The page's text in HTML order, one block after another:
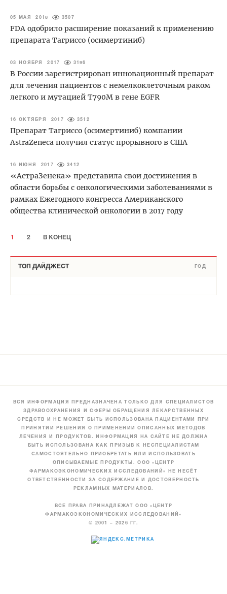
05 МАЯ 2018 3507
FDA одобрило расширение показаний к применению
препарата Тагриссо (осимертиниб)
03 НОЯБРЯ 2017 3196
В России зарегистрирован инновационный препарат
для лечения пациентов с немелкоклеточным раком
легкого и мутацией Т790М в гене EGFR
16 ОКТЯБРЯ 2017 3512
Препарат Тагриссо (осимертиниб) компании
AstraZeneca получил статус прорывного в США
16 ИЮНЯ 2017 3412
«АстраЗенека» представила свои достижения в
области борьбы с онкологическими заболеваниями в
рамках Ежегодного конгресса Американского
общества клинической онкологии в 2017 году
1 2 В КОНЕЦ
ТОП ДАЙДЖЕСТ ГОД
ВСЯ ИНФОРМАЦИЯ ПРЕДНАЗНАЧЕНА ТОЛЬКО ДЛЯ СПЕЦИАЛИСТОВ
ЗДРАВООХРАНЕНИЯ И СФЕРЫ ОБРАЩЕНИЯ ЛЕКАРСТВЕННЫХ
СРЕДСТВ И НЕ МОЖЕТ БЫТЬ ИСПОЛЬЗОВАНА ПАЦИЕНТАМИ ПРИ
ПРИНЯТИИ РЕШЕНИЯ О ПРИМЕНЕНИИ ОПИСАННЫХ МЕТОДОВ
ЛЕЧЕНИЯ И ПРОДУКТОВ. ИНФОРМАЦИЯ НА САЙТЕ НЕ ДОЛЖНА
БЫТЬ ИСПОЛЬЗОВАНА КАК ПРИЗЫВ К НЕСПЕЦИАЛИСТАМ
САМОСТОЯТЕЛЬНО ПРИОБРЕТАТЬ ИЛИ ИСПОЛЬЗОВАТЬ
ОПИСЫВАЕМЫЕ ПРОДУКТЫ. ООО «ЦЕНТР
ФАРМАКОЭКОНОМИЧЕСКИХ ИССЛЕДОВАНИЙ» НЕ НЕСЁТ
ОТВЕТСТВЕННОСТИ ЗА СОДЕРЖАНИЕ И ДОСТОВЕРНОСТЬ
РЕКЛАМНЫХ МАТЕРИАЛОВ.
ВСЕ ПРАВА ПРИНАДЛЕЖАТ ООО «ЦЕНТР
ФАРМАКОЭКОНОМИЧЕСКИХ ИССЛЕДОВАНИЙ»
© 2001 – 2026 ГГ.